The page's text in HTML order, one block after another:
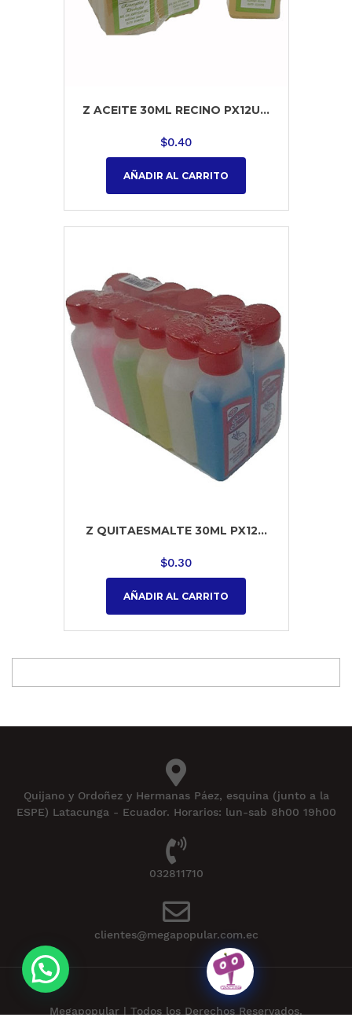
Z ACEITE 30ML RECINO PX12U...
$0.40
AÑADIR AL CARRITO
Z QUITAESMALTE 30ML PX12...
$0.30
AÑADIR AL CARRITO
Quijano y Ordoñez y Hermanas Páez, esquina (junto a la
ESPE) Latacunga - Ecuador. Horarios: lun-sab 8h00 19h00
032811710
clientes@megapopular.com.ec
Megapopular | Todos los Derechos Reservados.